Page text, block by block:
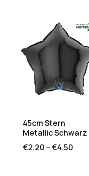
45cm Stern
Metallic Schwarz
€2.20 –€4.50